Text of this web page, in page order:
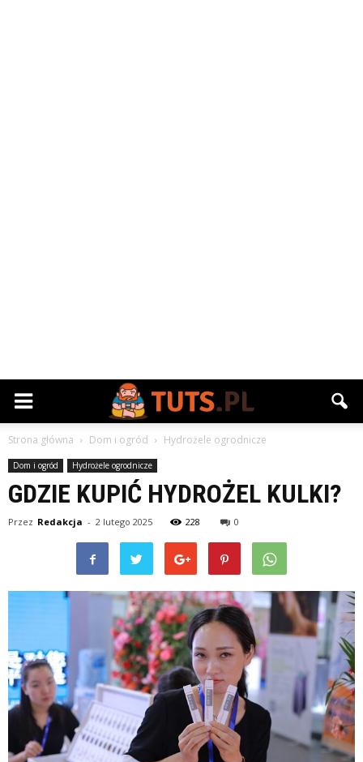
Strona główna Dom i ogród Hydrożele ogrodnicze
Dom i ogród Hydrożele ogrodnicze
GDZIE KUPIĆ HYDROŻEL KULKI?
Przez Redakcja - 2 lutego 2025 228 0